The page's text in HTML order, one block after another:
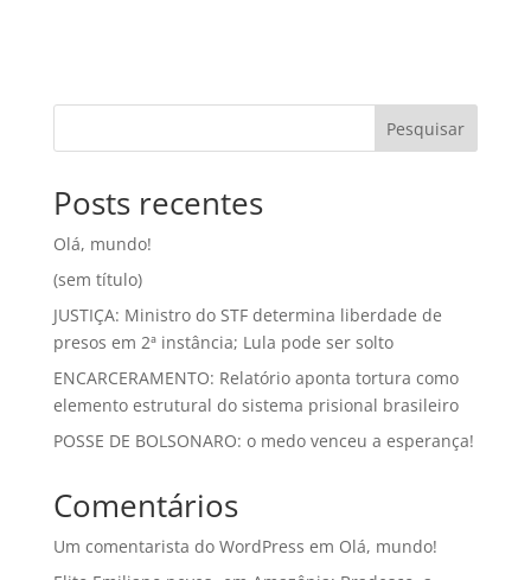
Pesquisar
Posts recentes
Olá, mundo!
(sem título)
JUSTIÇA: Ministro do STF determina liberdade de
presos em 2ª instância; Lula pode ser solto
ENCARCERAMENTO: Relatório aponta tortura como
elemento estrutural do sistema prisional brasileiro
POSSE DE BOLSONARO: o medo venceu a esperança!
Comentários
Um comentarista do WordPress em Olá, mundo!